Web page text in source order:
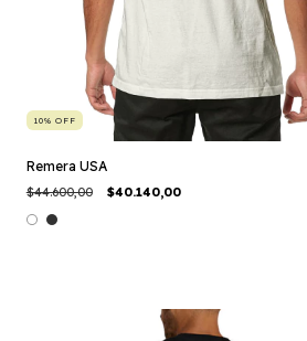
10% OFF
Remera USA
$44.600,00 $40.140,00